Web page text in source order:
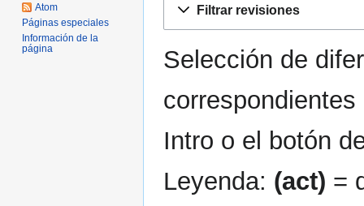
navegación
búsqueda
Filtrar revisiones
Selección de
Intro o el botón
Leyenda: (act) =
Atom
Páginas especiales
Información de la
página